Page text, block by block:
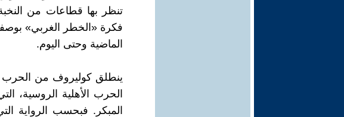
تنظر بها قطاعات من
فكرة «الخطر الغربي»
الماضية وحتى اليوم.
الحرب الأهلية الروسية،
المبكر. فبحسب الرواية